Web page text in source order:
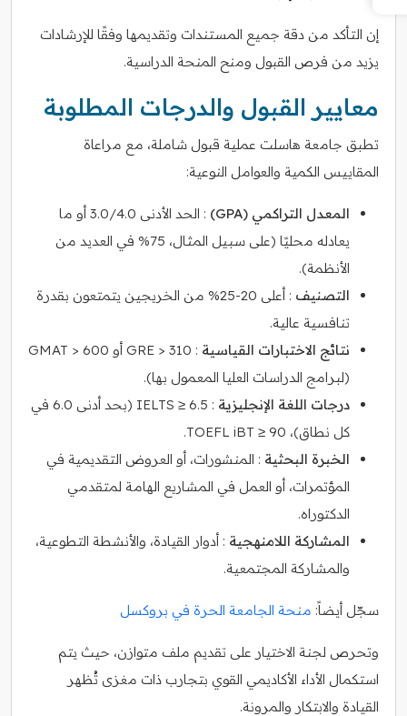
إن التأكد من دقة جميع المستندات وتقديمها وفقًا للإرشادات
يزيد من فرص القبول ومنح المنحة الدراسية.
معايير القبول والدرجات المطلوبة
تطبق جامعة هاسلت عملية قبول شاملة، مع مراعاة
المقاييس الكمية والعوامل النوعية:
المعدل التراكمي (GPA)
: الحد الأدنى 3.0/4.0 أو ما
يعادله محليًا (على سبيل المثال، 75% في العديد من
الأنظمة).
التصنيف
: أعلى 20-25% من الخريجين يتمتعون بقدرة
تنافسية عالية.
نتائج الاختبارات القياسية
: GRE > 310 أو GMAT > 600
(لبرامج الدراسات العليا المعمول بها).
درجات اللغة الإنجليزية
: IELTS ≥ 6.5 (بحد أدنى 6.0 في
كل نطاق)، TOEFL iBT ≥ 90.
الخبرة البحثية : المنشورات، أو العروض التقديمية في
المؤتمرات، أو العمل في المشاريع الهامة لمتقدمي
الدكتوراه.
المشاركة اللامنهجية : أدوار القيادة، والأنشطة التطوعية،
والمشاركة المجتمعية.
سجّل أيضاً: منحة الجامعة الحرة في بروكسل
وتحرص لجنة الاختيار على تقديم ملف متوازن، حيث يتم
استكمال الأداء الأكاديمي القوي بتجارب ذات مغزى تُظهر
القيادة والابتكار والمرونة.